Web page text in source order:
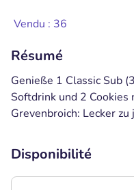
Vendu : 36
Résumé
Genieße 1 Classic Sub
Softdrink und 2 Cookies
Grevenbroich: Lecker
Disponibilité